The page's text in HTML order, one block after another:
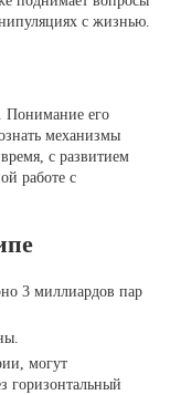
с жизнью.
Понимание его
механизмы
с развитием
работе с
3 миллиардов пар
могут
горизонтальный